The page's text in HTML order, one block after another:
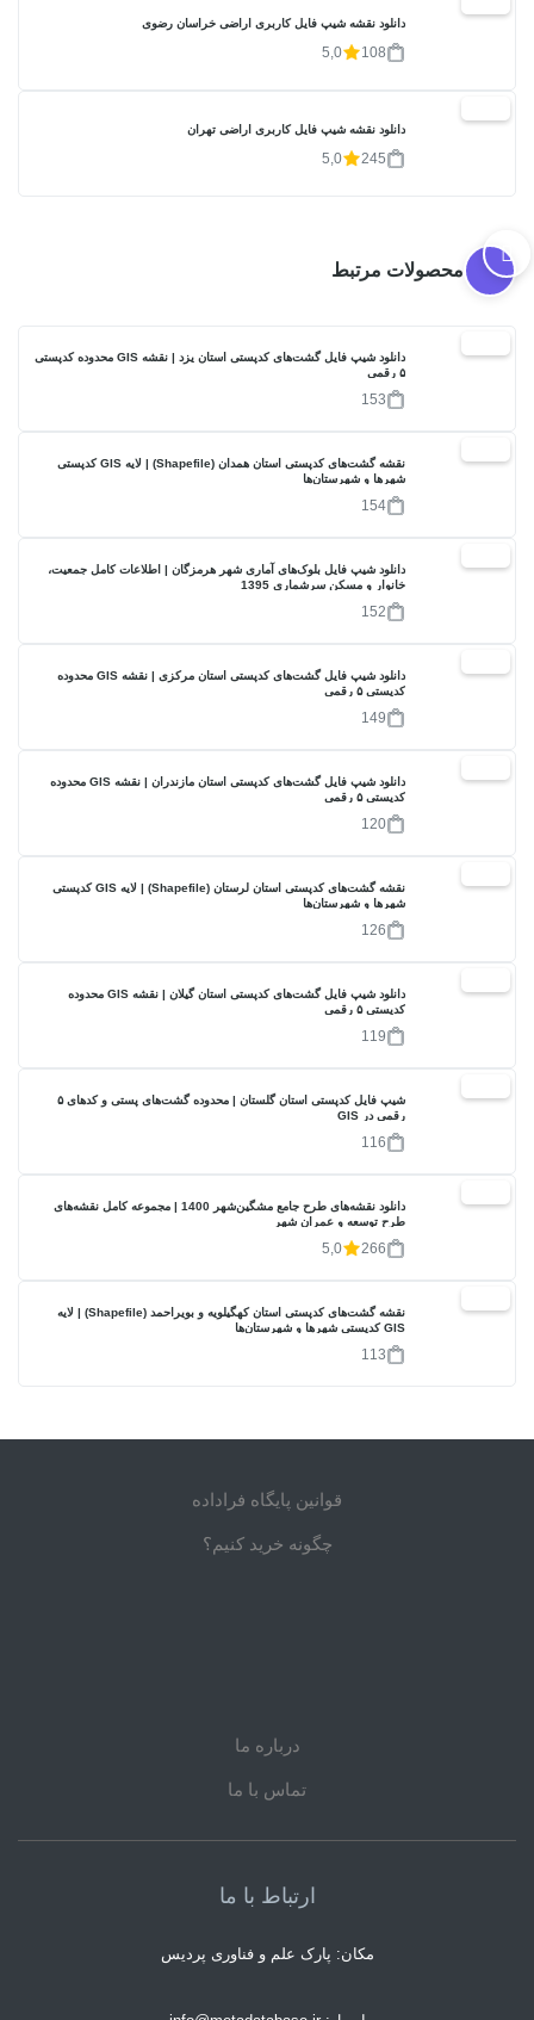
دانلود نقشه شیپ فایل کاربری اراضی خراسان رضوی
108
5,0
دانلود نقشه شیپ فایل کاربری اراضی تهران
245
5,0
محصولات مرتبط
دانلود شیپ فایل گشت‌های کدپستی استان یزد | نقشه GIS محدوده کدپستی
۵ رقمی
153
نقشه گشت‌های کدپستی استان همدان (Shapefile) | لایه GIS کدپستی
شهرها و شهرستان‌ها
154
دانلود شیپ فایل بلوک‌های آماری شهر هرمزگان | اطلاعات کامل جمعیت،
خانوار و مسکن سرشماری 1395
152
دانلود شیپ فایل گشت‌های کدپستی استان مرکزی | نقشه GIS محدوده
کدپستی ۵ رقمی
149
دانلود شیپ فایل گشت‌های کدپستی استان مازندران | نقشه GIS محدوده
کدپستی ۵ رقمی
120
نقشه گشت‌های کدپستی استان لرستان (Shapefile) | لایه GIS کدپستی
شهرها و شهرستان‌ها
126
دانلود شیپ فایل گشت‌های کدپستی استان گیلان | نقشه GIS محدوده
کدپستی ۵ رقمی
119
شیپ فایل کدپستی استان گلستان | محدوده گشت‌های پستی و کدهای ۵
رقمی در GIS
116
دانلود نقشه‌های طرح جامع مشگین‌شهر 1400 | مجموعه کامل نقشه‌های
طرح توسعه و عمران شهر
266
5,0
نقشه گشت‌های کدپستی استان کهگیلویه و بویراحمد (Shapefile) | لایه
GIS کدپستی شهرها و شهرستان‌ها
113
قوانین پایگاه فراداده
چگونه خرید کنیم؟
درباره ما
تماس با ما
ارتباط با ما
مکان: پارک علم و فناوری پردیس